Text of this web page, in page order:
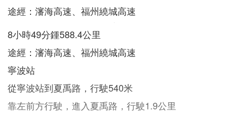
途經：瀋海高速、福州繞城高速
8小時49分鍾588.4公里
途經：瀋海高速、福州繞城高速
寧波站
從寧波站到夏禹路，行駛540米
靠左前方行駛，進入夏禹路，行駛1.9公里